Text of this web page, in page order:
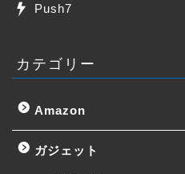
Push7
カテゴリー
Amazon
ガジェット